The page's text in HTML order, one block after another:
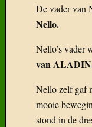
De vader van
Nello.
Nello’s vader
van
Nello zelf gaf
mooie
stond in de